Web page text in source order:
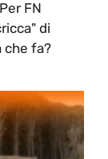
FN
di
che fa?